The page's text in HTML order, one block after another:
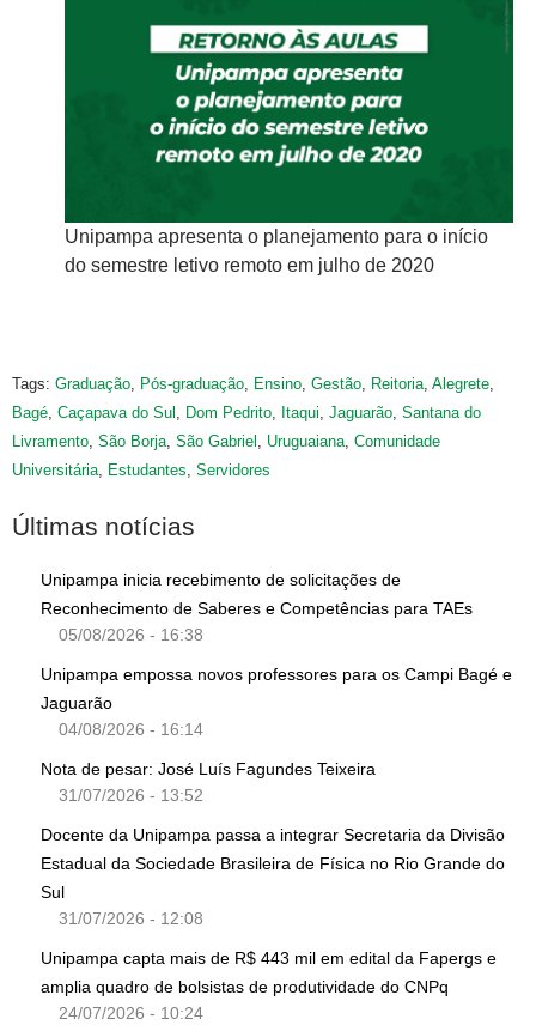
Unipampa apresenta o planejamento para o início
do semestre letivo remoto em julho de 2020
Tags: Graduação Pós-graduação Ensino Gestão Reitoria Alegrete
Bagé Caçapava do Sul Dom Pedrito Itaqui Jaguarão Santana do
Livramento São Borja São Gabriel Uruguaiana Comunidade
Universitária
Estudantes Servidores
Últimas notícias
Unipampa inicia recebimento de solicitações de
Reconhecimento de Saberes e Competências para TAEs
05/08/2026 - 16:38
Unipampa empossa novos professores para os Campi Bagé e
Jaguarão
04/08/2026 - 16:14
Nota de pesar: José Luís Fagundes Teixeira
31/07/2026 - 13:52
Docente da Unipampa passa a integrar Secretaria da Divisão
Estadual da Sociedade Brasileira de Física no Rio Grande do
Sul
31/07/2026 - 12:08
Unipampa capta mais de R$ 443 mil em edital da Fapergs e
amplia quadro de bolsistas de produtividade do CNPq
24/07/2026 - 10:24